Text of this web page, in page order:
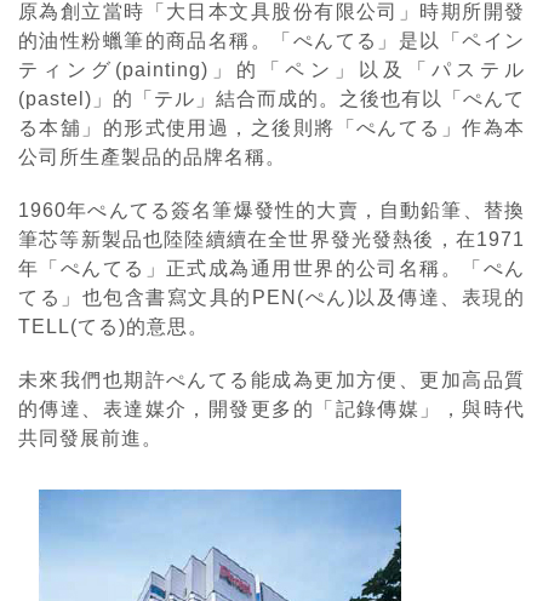
木頭鉛筆
水性筆
油性筆
畫材
原為創立當時「大日本文具股份有限公司」時期所開發
的油性粉蠟筆的商品名稱。「ぺんてる」是以「ペイン
ティング(painting)」的「ペン」以及「パステル
(pastel)」的「テル」結合而成的。之後也有以「ぺんて
る本舖」的形式使用過，之後則將「ぺんてる」作為本
公司所生產製品的品牌名稱。
1960年ぺんてる簽名筆爆發性的大賣，自動鉛筆、替換
筆芯等新製品也陸陸續續在全世界發光發熱後，在1971
年「ぺんてる」正式成為通用世界的公司名稱。「ぺん
てる」也包含書寫文具的PEN(ぺん)以及傳達、表現的
TELL(てる)的意思。
未來我們也期許ぺんてる能成為更加方便、更加高品質
的傳達、表達媒介，開發更多的「記錄傳媒」，與時代
共同發展前進。